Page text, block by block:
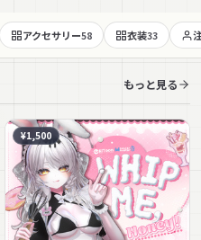
アクセサリー58 衣装33
もっと見る
¥1,500